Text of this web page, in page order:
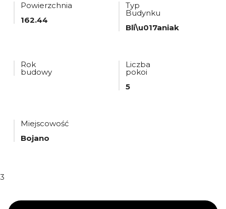
Powierzchnia
162.44
Typ
Budynku
Bli\u017aniak
Rok
budowy
Liczba
pokoi
5
Miejscowość
Bojano
3